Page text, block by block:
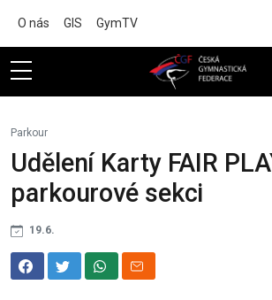
O nás GIS GymTV
Parkour
Udělení Karty FAIR
parkourové sekci
19.6.